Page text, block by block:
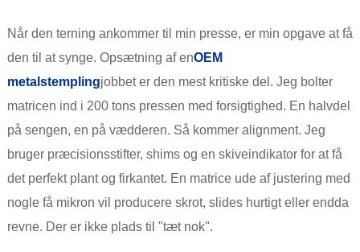
Når den terning ankommer til min presse, er min opgave at få
den til at synge. Opsætning af enOEM
metalstemplingjobbet er den mest kritiske del. Jeg bolter
matricen ind i 200 tons pressen med forsigtighed. En halvdel
på sengen, en på vædderen. Så kommer alignment. Jeg
bruger præcisionsstifter, shims og en skiveindikator for at få
det perfekt plant og firkantet. En matrice ude af justering med
nogle få mikron vil producere skrot, slides hurtigt eller endda
revne. Der er ikke plads til "tæt nok".